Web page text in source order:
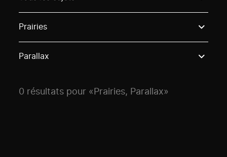
Prairies
Parallax
0 résultats pour «Prairies, Parallax»